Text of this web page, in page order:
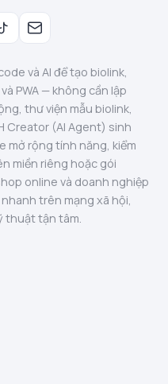
và AI để tạo biolink,
PWA — không cần lập
thư viện mẫu biolink,
Creator (AI Agent) sinh
mở rộng tính năng, kiểm
miền riêng hoặc gói
online và doanh nghiệp
trên mạng xã hội,
thuật tận tâm.